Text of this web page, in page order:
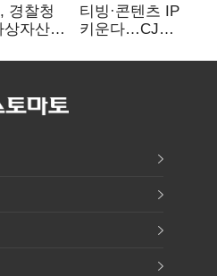
경찰청
상자산
사업
티빙·콘텐츠 IP
키운다…CJ
글로벌 확장 가속